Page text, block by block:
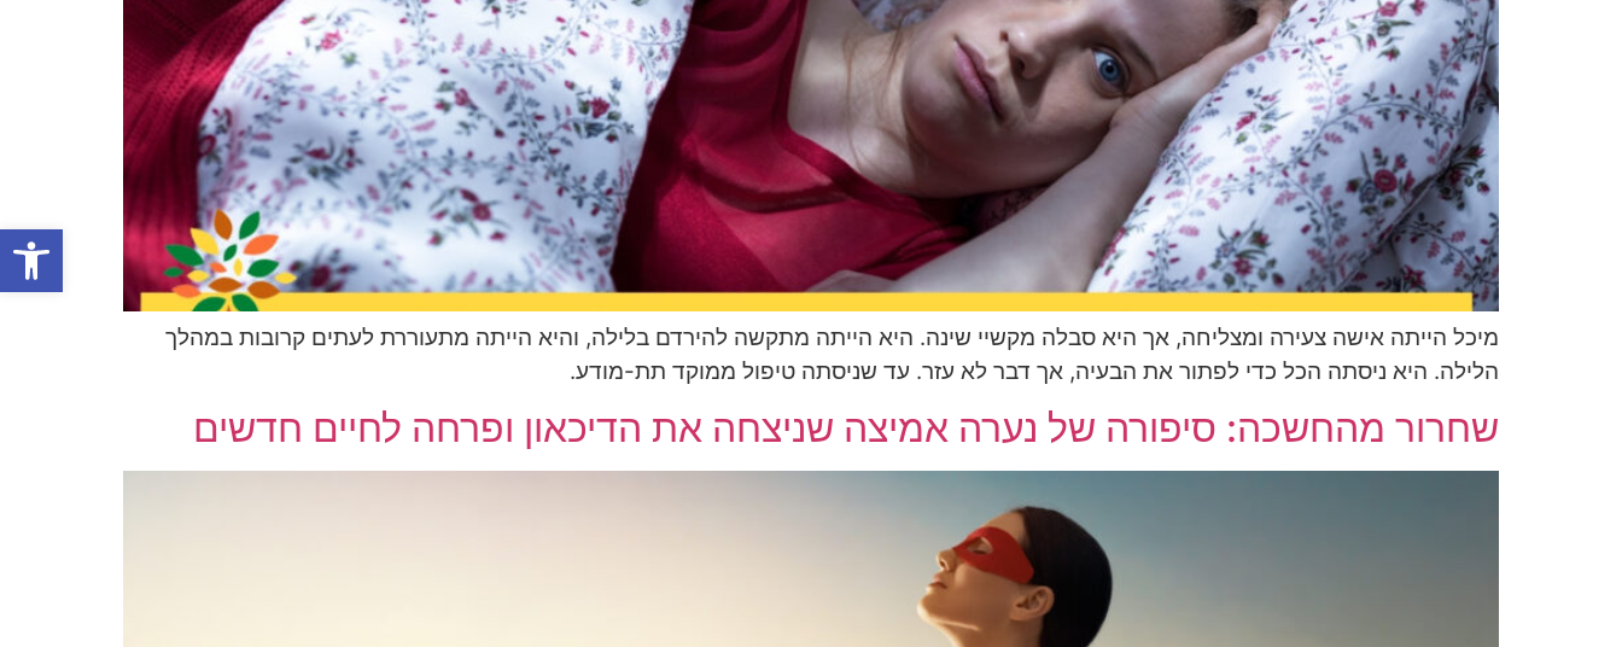
פתח
מיכל הייתה אישה צעירה ומצליחה, אך היא סבלה מקשיי שינה. היא הייתה מתקשה להירדם בלילה, והיא הייתה מתעוררת לעתים קרובות במהלך
הלילה. היא ניסתה הכל כדי לפתור את הבעיה, אך דבר לא עזר. עד שניסתה טיפול ממוקד תת-מודע.
שחרור מהחשכה: סיפורה של נערה אמיצה שניצחה את הדיכאון ופרחה לחיים חדשים